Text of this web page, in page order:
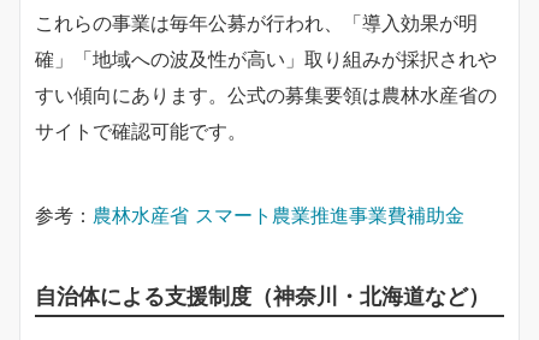
これらの事業は毎年公募が行われ、「導入効果が明
確」「地域への波及性が高い」取り組みが採択されや
すい傾向にあります。公式の募集要領は農林水産省の
サイトで確認可能です。
参考： 農林水産省 スマート農業推進事業費補助金
自治体による支援制度（神奈川・北海道など）